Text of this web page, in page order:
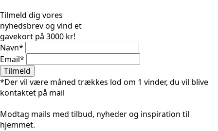
Tilmeld dig vores
nyhedsbrev og vind et
gavekort på 3000 kr!
Navn*
Email*
Tilmeld
*Der vil være måned trækkes lod om 1 vinder, du vil blive
kontaktet på mail
Modtag mails med tilbud, nyheder og inspiration til
hjemmet.